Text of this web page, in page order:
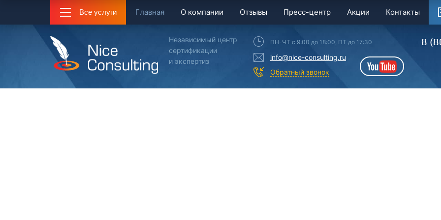
Все услуги Главная О компании Отзывы Пресс-центр Акции Контакты
Независимый центр
сертификации
и экспертиз
ПН-ЧТ с 9:00 до 18:00, ПТ до 17:30
info@nice-consulting.ru
Обратный звонок
YouTube
8